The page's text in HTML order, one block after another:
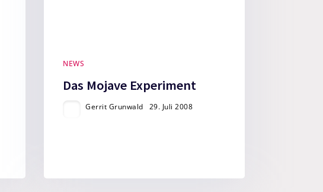
NEWS
Das Mojave Experiment
Gerrit Grunwald 29. Juli 2008